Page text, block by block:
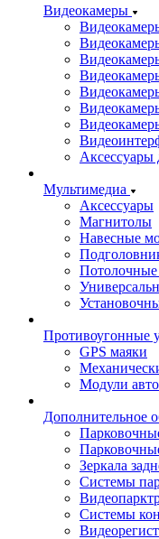
Видеокамеры
Аксессуары
Мультимедиа
Аксессуары
Магнитолы
Навесные
Противоугонные
GPS маяки
Модули
Дополнительное
Зеркала
Системы
Системы